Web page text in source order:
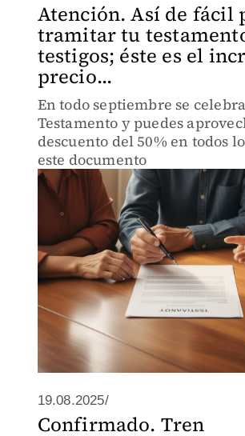
Atención. Así de fácil
tramitar tu
testigos; éste es el
precio...
En todo septiembre se
Testamento y puedes
descuento del 50% en todos
este documento
19.08.2025/
Confirmado. Tren